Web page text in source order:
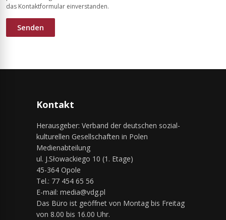
das Kontaktformular einverstanden.
Kontakt
Herausgeber: Verband der deutschen sozial-
kulturellen Gesellschaften in Polen
Medienabteilung
ul. J.Słowackiego 10 (1. Etage)
45-364 Opole
Tel.: 77 454 65 56
E-mail: media@vdg.pl
Das Büro ist geöffnet von Montag bis Freitag
von 8.00 bis 16.00 Uhr.